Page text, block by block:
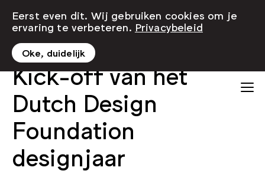
Kick-off van het
Dutch Design
Foundation
designjaar
Eerst even dit. Wij gebruiken cookies om je
ervaring te verbeteren. Privacybeleid
Oke, duidelijk